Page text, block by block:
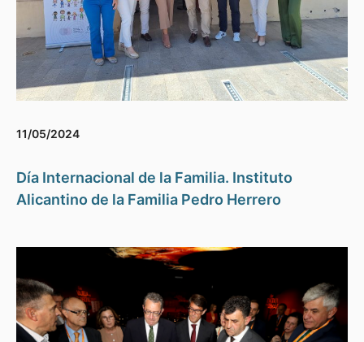
11/05/2024
Día Internacional de la Familia. Instituto
Alicantino de la Familia Pedro Herrero